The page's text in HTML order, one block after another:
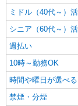
キ
業務委託
SOMPOヘルスサ
ミドル（40代～）
シニア（60代～）
週払い
10時～勤務OK
時間や曜日が選べ
禁煙・分煙